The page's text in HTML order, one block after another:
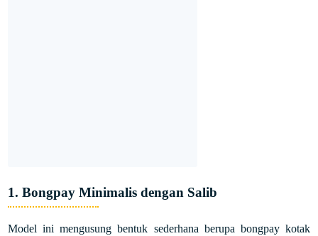
1. Bongpay Minimalis dengan Salib
Model ini mengusung bentuk sederhana berupa bongpay kotak